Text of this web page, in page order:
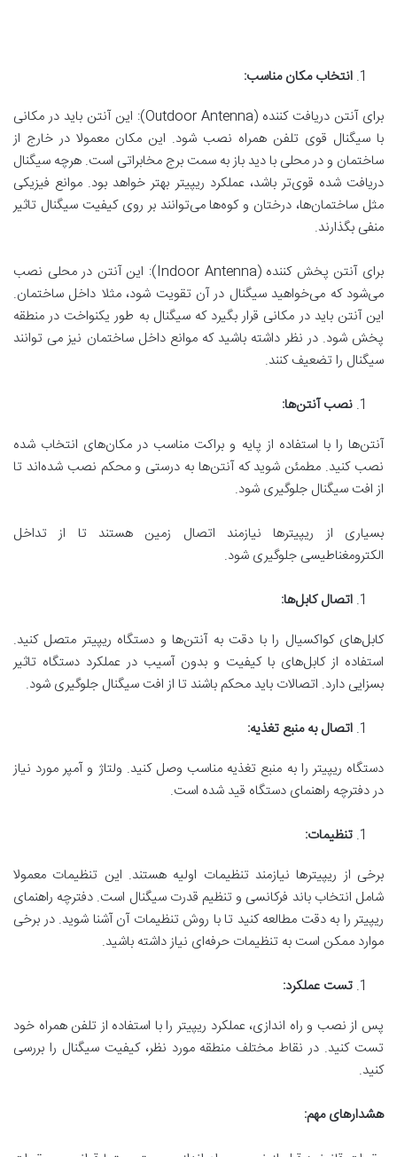
انتخاب مکان مناسب:
برای آنتن دریافت کننده (Outdoor Antenna): این آنتن باید در مکانی
با سیگنال قوی تلفن همراه نصب شود. این مکان معمولا در خارج از
ساختمان و در محلی با دید باز به سمت برج مخابراتی است. هرچه سیگنال
دریافت شده قوی‌تر باشد، عملکرد ریپیتر بهتر خواهد بود. موانع فیزیکی
مثل ساختمان‌ها، درختان و کوه‌ها می‌توانند بر روی کیفیت سیگنال تاثیر
منفی بگذارند.
برای آنتن پخش کننده (Indoor Antenna): این آنتن در محلی نصب
می‌شود که می‌خواهید سیگنال در آن تقویت شود، مثلا داخل ساختمان.
این آنتن باید در مکانی قرار بگیرد که سیگنال به طور یکنواخت در منطقه
پخش شود. در نظر داشته باشید که موانع داخل ساختمان نیز می توانند
سیگنال را تضعیف کنند.
نصب آنتن‌ها:
آنتن‌ها را با استفاده از پایه و براکت مناسب در مکان‌های انتخاب شده
نصب کنید. مطمئن شوید که آنتن‌ها به درستی و محکم نصب شده‌اند تا
از افت سیگنال جلوگیری شود.
بسیاری از ریپیترها نیازمند اتصال زمین هستند تا از تداخل
الکترومغناطیسی جلوگیری شود.
اتصال کابل‌ها:
کابل‌های کواکسیال را با دقت به آنتن‌ها و دستگاه ریپیتر متصل کنید.
استفاده از کابل‌های با کیفیت و بدون آسیب در عملکرد دستگاه تاثیر
بسزایی دارد. اتصالات باید محکم باشند تا از افت سیگنال جلوگیری شود.
اتصال به منبع تغذیه:
دستگاه ریپیتر را به منبع تغذیه مناسب وصل کنید. ولتاژ و آمپر مورد نیاز
در دفترچه راهنمای دستگاه قید شده است.
تنظیمات:
برخی از ریپیترها نیازمند تنظیمات اولیه هستند. این تنظیمات معمولا
شامل انتخاب باند فرکانسی و تنظیم قدرت سیگنال است. دفترچه راهنمای
ریپیتر را به دقت مطالعه کنید تا با روش تنظیمات آن آشنا شوید. در برخی
موارد ممکن است به تنظیمات حرفه‌ای نیاز داشته باشید.
تست عملکرد:
پس از نصب و راه اندازی، عملکرد ریپیتر را با استفاده از تلفن همراه خود
تست کنید. در نقاط مختلف منطقه مورد نظر، کیفیت سیگنال را بررسی
کنید.
هشدارهای مهم: